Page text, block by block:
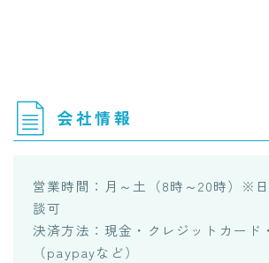
会社情報
営業時間：月～土（8時～20時）※
談可
決済方法：現金・クレジットカード
（paypayなど）